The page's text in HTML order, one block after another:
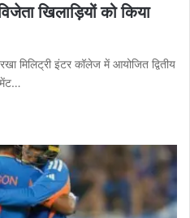
खिलाड़ियों को किया
मिलिट्री इंटर कॉलेज में आयोजित द्वितीय